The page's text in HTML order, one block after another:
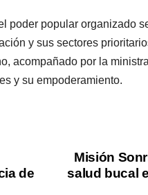
poder popular organizado
y sus sectores
acompañado por la
y su empoderamiento.
Misión
salud bucal
de